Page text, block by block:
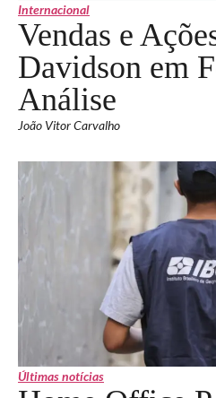
Internacional
Vendas e
Davidson em
Análise
João Vitor Carvalho
Últimas notícias